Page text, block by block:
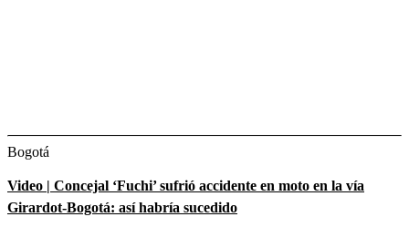
Bogotá
Video | Concejal ‘Fuchi’ sufrió accidente en moto en la vía
Girardot-Bogotá: así habría sucedido